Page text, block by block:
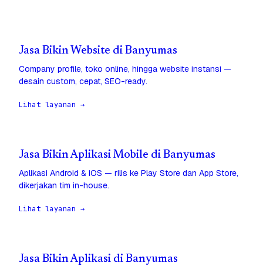
Jasa Bikin Website di Banyumas
Company profile, toko online, hingga website instansi —
desain custom, cepat, SEO-ready.
Lihat layanan →
Jasa Bikin Aplikasi Mobile di Banyumas
Aplikasi Android & iOS — rilis ke Play Store dan App Store,
dikerjakan tim in-house.
Lihat layanan →
Jasa Bikin Aplikasi di Banyumas